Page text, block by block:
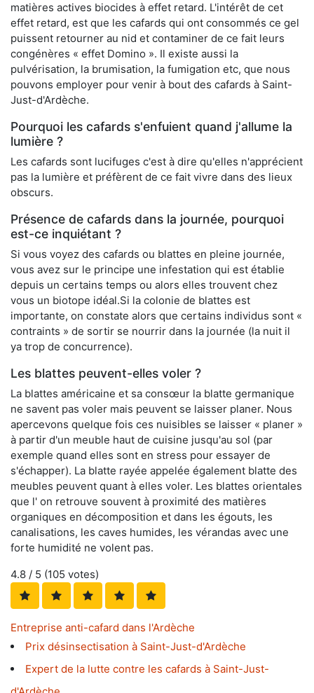
matières actives biocides à effet retard. L'intérêt de cet
effet retard, est que les cafards qui ont consommés ce gel
puissent retourner au nid et contaminer de ce fait leurs
congénères « effet Domino ». Il existe aussi la
pulvérisation, la brumisation, la fumigation etc, que nous
pouvons employer pour venir à bout des cafards à Saint-
Just-d'Ardèche.
Pourquoi les cafards s'enfuient quand j'allume la
lumière ?
Les cafards sont lucifuges c'est à dire qu'elles n'apprécient
pas la lumière et préfèrent de ce fait vivre dans des lieux
obscurs.
Présence de cafards dans la journée, pourquoi
est-ce inquiétant ?
Si vous voyez des cafards ou blattes en pleine journée,
vous avez sur le principe une infestation qui est établie
depuis un certains temps ou alors elles trouvent chez
vous un biotope idéal.Si la colonie de blattes est
importante, on constate alors que certains individus sont «
contraints » de sortir se nourrir dans la journée (la nuit il
ya trop de concurrence).
Les blattes peuvent-elles voler ?
La blattes américaine et sa consœur la blatte germanique
ne savent pas voler mais peuvent se laisser planer. Nous
apercevons quelque fois ces nuisibles se laisser « planer »
à partir d'un meuble haut de cuisine jusqu'au sol (par
exemple quand elles sont en stress pour essayer de
s'échapper). La blatte rayée appelée également blatte des
meubles peuvent quant à elles voler. Les blattes orientales
que l' on retrouve souvent à proximité des matières
organiques en décomposition et dans les égouts, les
canalisations, les caves humides, les vérandas avec une
forte humidité ne volent pas.
4.8 / 5 (105 votes)
Entreprise anti-cafard dans l'Ardèche
Prix désinsectisation à Saint-Just-d'Ardèche
Expert de la lutte contre les cafards à Saint-Just-